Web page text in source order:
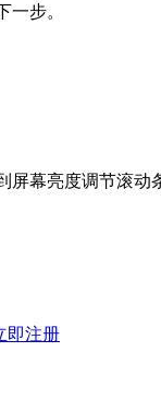
一步。
幕亮度调节滚动
即注册